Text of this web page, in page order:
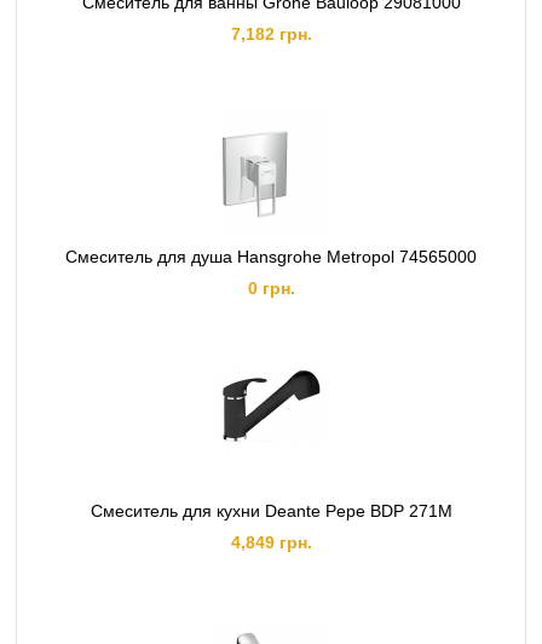
7,182 грн.
Смеситель для душа Hansgrohe Metropol 74565000
0 грн.
Смеситель для кухни Deante Pepe BDP 271M
4,849 грн.